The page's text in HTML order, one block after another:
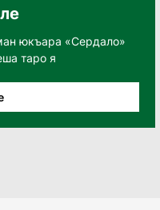
юкъара «Сердало»
таро я